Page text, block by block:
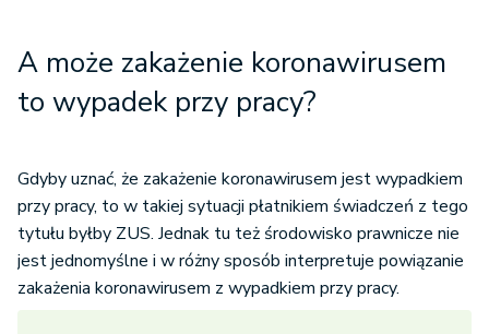
A może zakażenie koronawirusem
to wypadek przy pracy?
Gdyby uznać, że zakażenie koronawirusem jest wypadkiem
przy pracy, to w takiej sytuacji płatnikiem świadczeń z tego
tytułu byłby ZUS. Jednak tu też środowisko prawnicze nie
jest jednomyślne i w różny sposób interpretuje powiązanie
zakażenia koronawirusem z wypadkiem przy pracy.